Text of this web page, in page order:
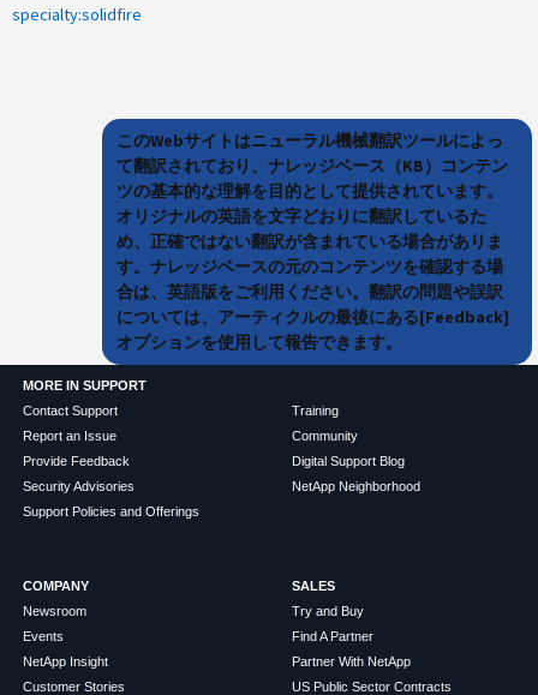
specialty:solidfire
このWebサイトはニューラル機械翻訳ツールによっ
て翻訳されており、ナレッジベース（KB）コンテン
ツの基本的な理解を目的として提供されています。
オリジナルの英語を文字どおりに翻訳しているた
め、正確ではない翻訳が含まれている場合がありま
す。ナレッジベースの元のコンテンツを確認する場
合は、英語版をご利用ください。翻訳の問題や誤訳
については、アーティクルの最後にある[Feedback]
オプションを使用して報告できます。
MORE IN SUPPORT
Contact Support
Report an Issue
Provide Feedback
Security Advisories
Support Policies and Offerings
Training
Community
Digital Support Blog
NetApp Neighborhood
COMPANY
Newsroom
Events
NetApp Insight
Customer Stories
SALES
Try and Buy
Find A Partner
Partner With NetApp
US Public Sector Contracts